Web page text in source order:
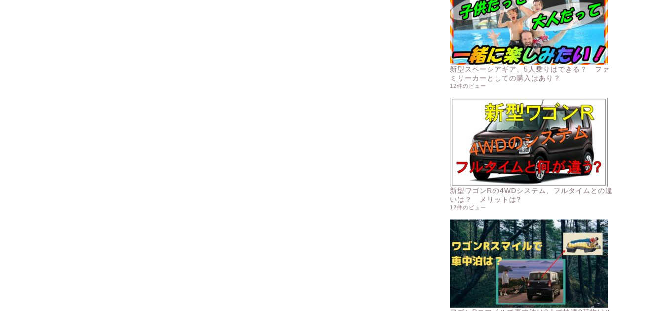
新型スペーシアギア、5人乗りはできる？ ファ
ミリーカーとしての購入はあり？
12件のビュー
新型ワゴンRの4WDシステム、フルタイムとの違
いは？ メリットは?
12件のビュー